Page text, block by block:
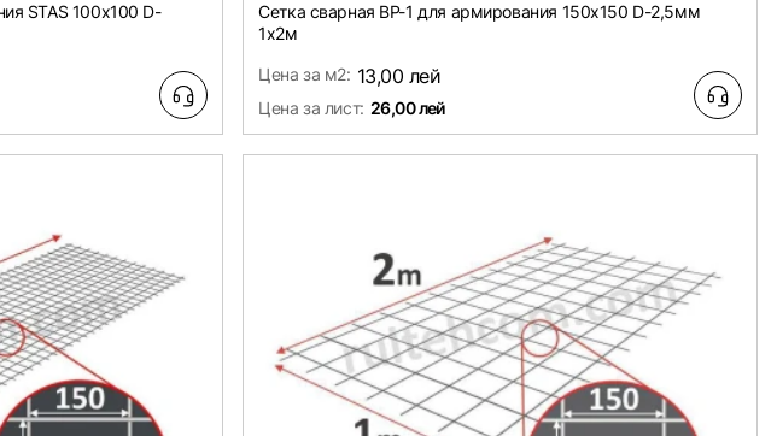
STAS 100х100 D-
Сетка сварная ВР-1 для армирования 150х150 D-2,5мм
1х2м
Цена за м2: 13,00 лей
Цена за лист: 26,00 лей